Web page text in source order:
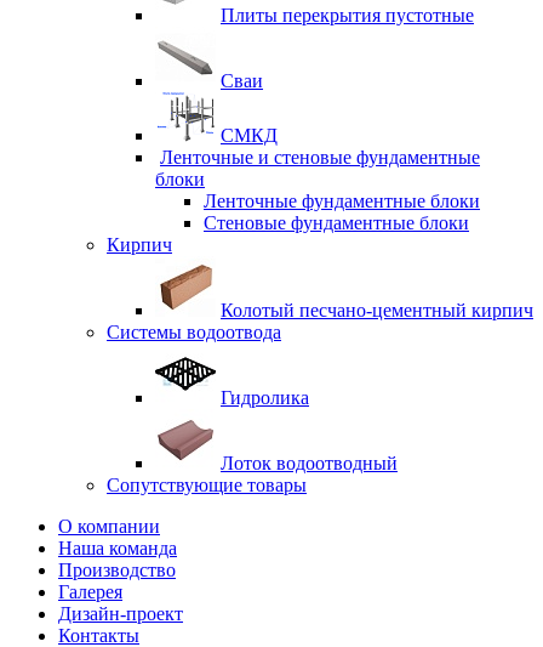
Плиты перекрытия пустотные
Сваи
СМКД
Ленточные и стеновые фундаментные
блоки
Ленточные фундаментные блоки
Стеновые фундаментные блоки
Кирпич
Колотый песчано-цементный кирпич
Системы водоотвода
Гидролика
Лоток водоотводный
Сопутствующие товары
О компании
Наша команда
Производство
Галерея
Дизайн-проект
Контакты